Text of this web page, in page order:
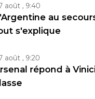
août , 9:40
au
s'explique
août , 9:20
répond à